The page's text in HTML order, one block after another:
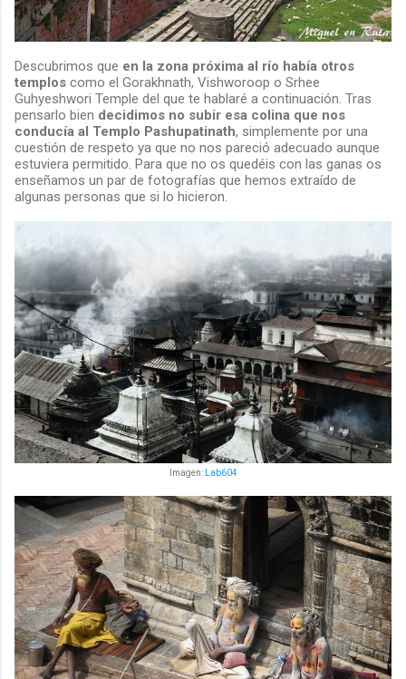
Descubrimos que en la zona próxima al río había otros
templos como el Gorakhnath, Vishworoop o Srhee
Guhyeshwori Temple del que te hablaré a continuación. Tras
pensarlo bien decidimos no subir esa colina que nos
conducía al Templo Pashupatinath, simplemente por una
cuestión de respeto ya que no nos pareció adecuado aunque
estuviera permitido. Para que no os quedéis con las ganas os
enseñamos un par de fotografías que hemos extraído de
algunas personas que si lo hicieron.
Imagen: Lab604